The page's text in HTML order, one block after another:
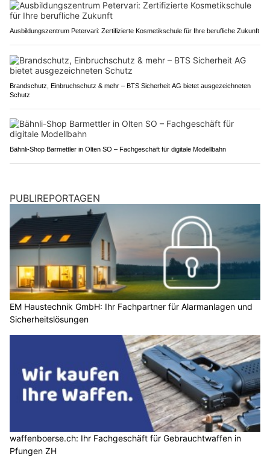
Ausbildungszentrum Petervari: Zertifizierte Kosmetikschule für Ihre berufliche Zukunft
Brandschutz, Einbruchschutz & mehr – BTS Sicherheit AG bietet ausgezeichneten
Schutz
Bähnli-Shop Barmettler in Olten SO – Fachgeschäft für digitale Modellbahn
PUBLIREPORTAGEN
EM Haustechnik GmbH: Ihr Fachpartner für Alarmanlagen und
Sicherheitslösungen
waffenboerse.ch: Ihr Fachgeschäft für Gebrauchtwaffen in
Pfungen ZH